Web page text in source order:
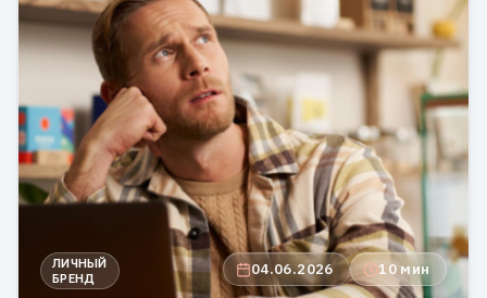
ЛИЧНЫЙ
БРЕНД
04.06.2026 10 мин